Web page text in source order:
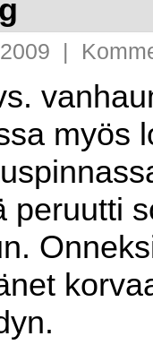
|
myös
peruutti